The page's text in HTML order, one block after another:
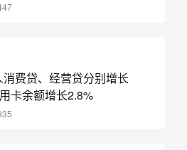
费贷、经营贷分别增长
卡余额增长2.8%